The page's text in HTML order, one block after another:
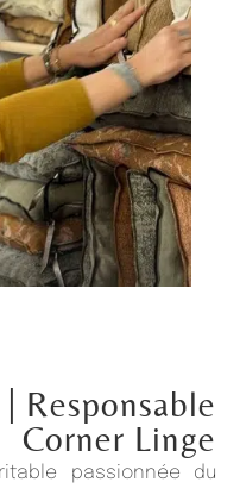
| Responsable
Corner Linge
passionnée du